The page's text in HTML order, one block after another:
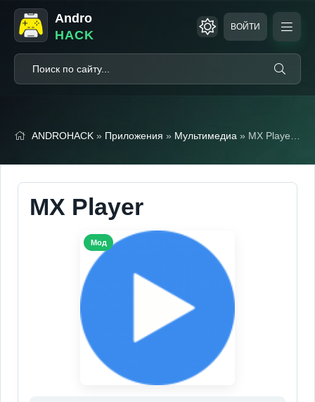
Andro
HACK
ВОЙТИ
ANDROHACK » Приложения » Мультимедиа » MX Player (Мод, Unlocked)
MX Player
Мод